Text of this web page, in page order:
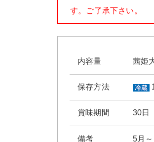
す。ご了承下さい。
内容量 茜姫
保存方法
賞味期間 30日
備考 5月